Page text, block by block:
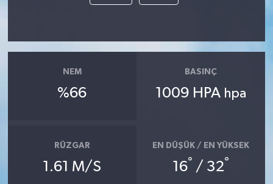
NEM
%66
BASINÇ
1009 HPA hpa
RÜZGAR
1.61 M/S
EN DÜŞÜK / EN YÜKSEK
16° / 32°